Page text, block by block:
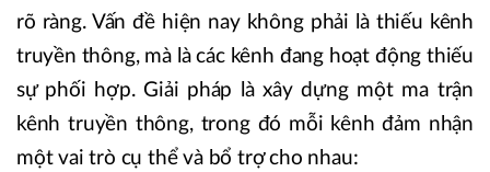
rõ ràng. Vấn đề hiện nay không phải là thiếu kênh
truyền thông, mà là các kênh đang hoạt động thiếu
sự phối hợp. Giải pháp là xây dựng một ma trận
kênh truyền thông, trong đó mỗi kênh đảm nhận
một vai trò cụ thể và bổ trợ cho nhau: